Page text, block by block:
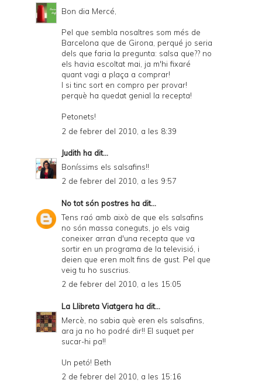
Bon dia Mercé,
Pel que sembla nosaltres som més de
Barcelona que de Girona, perqué jo seria
dels que faria la pregunta: salsa que?? no
els havia escoltat mai, ja m'hi fixaré
quant vagi a plaça a comprar!
I si tinc sort en compro per provar!
perquè ha quedat genial la recepta!
Petonets!
2 de febrer del 2010, a les 8:39
Judith ha dit...
Boníssims els salsafins!!
2 de febrer del 2010, a les 9:57
No tot són postres ha dit...
Tens raó amb això de que els salsafins
no són massa coneguts, jo els vaig
coneixer arran d'una recepta que va
sortir en un programa de la televisió, i
deien que eren molt fins de gust. Pel que
veig tu ho suscrius.
2 de febrer del 2010, a les 15:05
La Llibreta Viatgera ha dit...
Mercè, no sabia què eren els salsafins,
ara ja no ho podré dir!! El suquet per
sucar-hi pa!!
Un petó! Beth
2 de febrer del 2010, a les 15:16